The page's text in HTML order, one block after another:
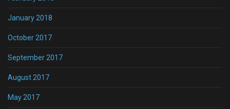
January 2018
October 2017
September 2017
August 2017
May 2017